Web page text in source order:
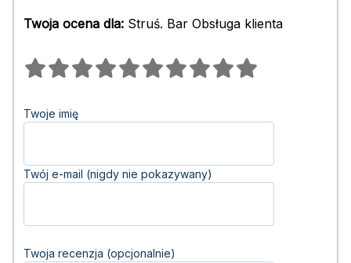
Twoja ocena dla: Struś. Bar Obsługa klienta
Twoje imię
Twój e-mail (nigdy nie pokazywany)
Twoja recenzja (opcjonalnie)